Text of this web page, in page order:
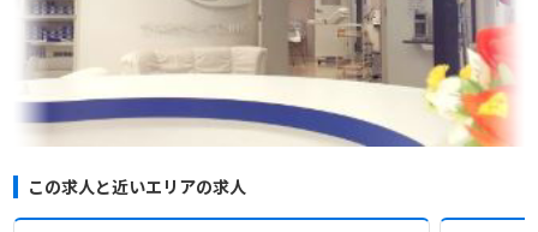
この求人と近いエリアの求人